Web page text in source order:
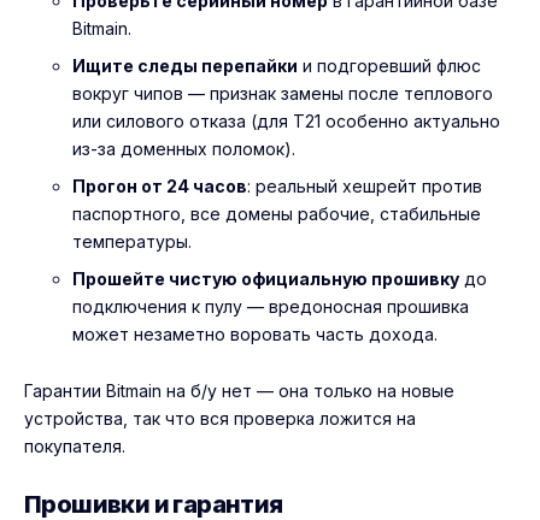
Bitmain.
Ищите следы перепайки и подгоревший флюс
вокруг чипов — признак замены после теплового
или силового отказа (для T21 особенно актуально
из-за доменных поломок).
Прогон от 24 часов: реальный хешрейт против
паспортного, все домены рабочие, стабильные
температуры.
Прошейте чистую официальную прошивку до
подключения к пулу — вредоносная прошивка
может незаметно воровать часть дохода.
Гарантии Bitmain на б/у нет — она только на новые
устройства, так что вся проверка ложится на
покупателя.
Прошивки и гарантия